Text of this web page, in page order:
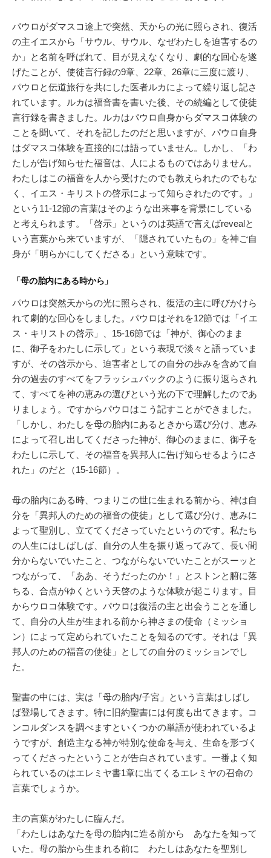
パウロがダマスコ途上で突然、天からの光に照らされ、復活
の主イエスから「サウル、サウル、なぜわたしを迫害するの
か」と名前を呼ばれて、目が見えなくなり、劇的な回心を遂
げたことが、使徒言行録の9章、22章、26章に三度に渡り、
パウロと伝道旅行を共にした医者ルカによって繰り返し記さ
れています。ルカは福音書を書いた後、その続編として使徒
言行録を書きました。ルカはパウロ自身からダマスコ体験の
ことを聞いて、それを記したのだと思いますが、パウロ自身
はダマスコ体験を直接的には語っていません。しかし、「わ
たしが告げ知らせた福音は、人によるものではありません。
わたしはこの福音を人から受けたのでも教えられたのでもな
く、イエス・キリストの啓示によって知らされたのです。」
という11-12節の言葉はそのような出来事を背景にしている
と考えられます。「啓示」というのは英語で言えばrevealと
いう言葉から来ていますが、「隠されていたもの」を神ご自
身が「明らかにしてくださる」という意味です。
「母の胎内にある時から」
パウロは突然天からの光に照らされ、復活の主に呼びかけら
れて劇的な回心をしました。パウロはそれを12節では「イエ
ス・キリストの啓示」、15-16節では「神が、御心のまま
に、御子をわたしに示して」という表現で淡々と語っていま
すが、その啓示から、迫害者としての自分の歩みを含めて自
分の過去のすべてをフラッシュバックのように振り返らされ
て、すべてを神の恵みの選びという光の下で理解したのであ
りましょう。ですからパウロはこう記すことができました。
「しかし、わたしを母の胎内にあるときから選び分け、恵み
によって召し出してくださった神が、御心のままに、御子を
わたしに示して、その福音を異邦人に告げ知らせるようにさ
れた」のだと（15-16節）。
母の胎内にある時、つまりこの世に生まれる前から、神は自
分を「異邦人のための福音の使徒」として選び分け、恵みに
よって聖別し、立ててくださっていたというのです。私たち
の人生にはしばしば、自分の人生を振り返ってみて、長い間
分からないでいたこと、つながらないでいたことがスーッと
つながって、「ああ、そうだったのか！」とストンと腑に落
ちる、合点がゆくという天啓のような体験が起こります。目
からウロコ体験です。パウロは復活の主と出会うことを通し
て、自分の人生が生まれる前から神さまの使命（ミッショ
ン）によって定められていたことを知るのです。それは「異
邦人のための福音の使徒」としての自分のミッションでし
た。
聖書の中には、実は「母の胎内/子宮」という言葉はしばし
ば登場してきます。特に旧約聖書には何度も出てきます。コ
ンコルダンスを調べますといくつかの単語が使われているよ
うですが、創造主なる神が特別な使命を与え、生命を形づく
ってくださったということが告白されています。一番よく知
られているのはエレミヤ書1章に出てくるエレミヤの召命の
言葉でしょうか。
主の言葉がわたしに臨んだ。
「わたしはあなたを母の胎内に造る前から あなたを知って
いた。母の胎から生まれる前に わたしはあなたを聖別し